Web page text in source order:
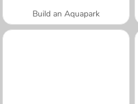
Build an Aquapark